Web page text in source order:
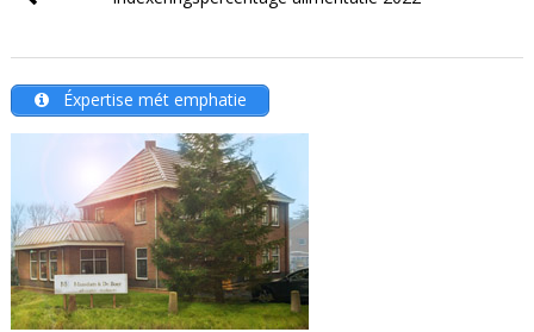
Éxpertise mét emphatie